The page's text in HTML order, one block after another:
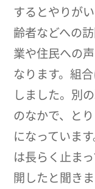
するとやりが
齢者などへの
業や住民への
なります。組
しました。別
のなかで、と
になっていま
は長らく止ま
開したと聞き